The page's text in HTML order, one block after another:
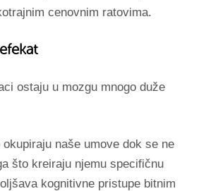
cenovnim ratovima.
ostaju u mozgu mnogo duže
naše umove dok se ne
što kreiraju njemu specifičnu
kognitivne pristupe bitnim